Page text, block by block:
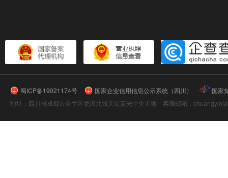
蜀ICP备19021174号 国家企业信用信息公示系统（四川）
国家
地址：四川省成都市金牛区龙湖北城天街蓝光中央天地 客服邮箱：